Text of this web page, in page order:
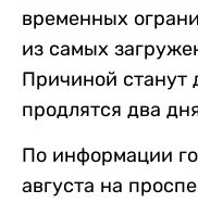
временных
из самых
Причиной станут
продлятся два
По информации
августа на